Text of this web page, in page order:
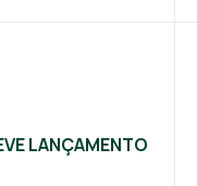
LANÇAMENTO